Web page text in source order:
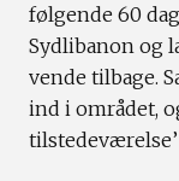
følgende 60
Sydlibanon og
vende tilbage.
ind i området,